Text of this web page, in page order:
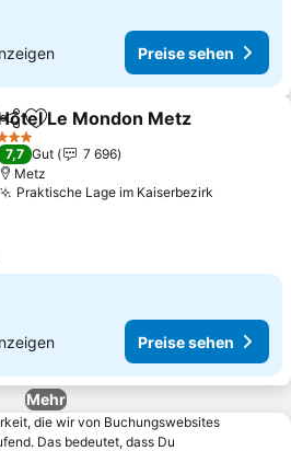
Preise sehen
Zu Favoriten hinzufügen
Le Mondon Metz
Sterne
7,7 Gut
7 696
Metz
Praktische Lage im Kaiserbezirk
Preise sehen
Mehr
die wir von Buchungswebsites
Das bedeutet, dass Du